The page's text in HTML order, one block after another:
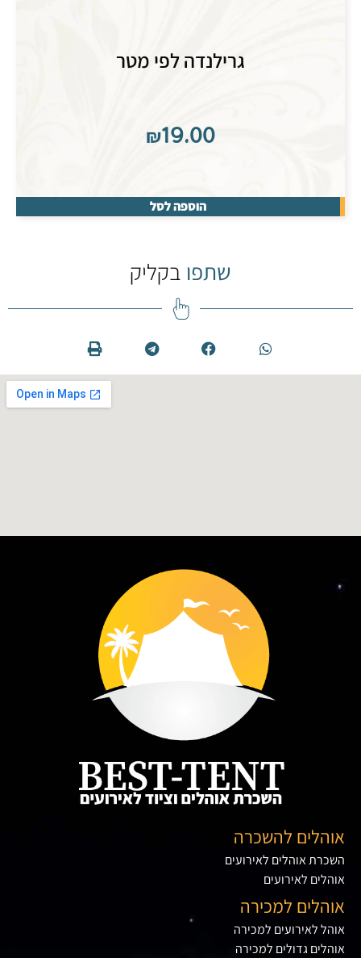
גרילנדה לפי מטר
₪19.00
הוספה לסל
שתפו בקליק
אוהלים להשכרה
השכרת אוהלים לאירועים
אוהלים לאירועים
אוהלים למכירה
אוהל לאירועים למכירה
אוהלים גדולים למכירה